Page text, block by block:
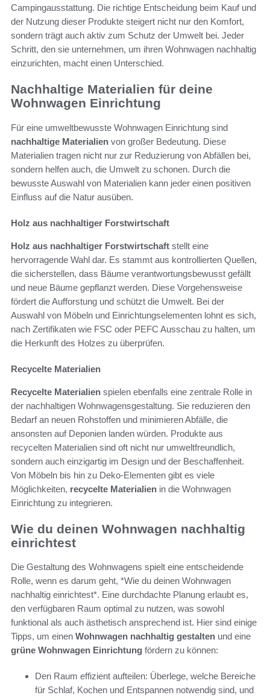
Campingausstattung. Die richtige Entscheidung beim Kauf und
der Nutzung dieser Produkte steigert nicht nur den Komfort,
sondern trägt auch aktiv zum Schutz der Umwelt bei. Jeder
Schritt, den sie unternehmen, um ihren Wohnwagen nachhaltig
einzurichten, macht einen Unterschied.
Nachhaltige Materialien für deine
Wohnwagen Einrichtung
Für eine umweltbewusste Wohnwagen Einrichtung sind
nachhaltige Materialien von großer Bedeutung. Diese
Materialien tragen nicht nur zur Reduzierung von Abfällen bei,
sondern helfen auch, die Umwelt zu schonen. Durch die
bewusste Auswahl von Materialien kann jeder einen positiven
Einfluss auf die Natur ausüben.
Holz aus nachhaltiger Forstwirtschaft
Holz aus nachhaltiger Forstwirtschaft stellt eine
hervorragende Wahl dar. Es stammt aus kontrollierten Quellen,
die sicherstellen, dass Bäume verantwortungsbewusst gefällt
und neue Bäume gepflanzt werden. Diese Vorgehensweise
fördert die Aufforstung und schützt die Umwelt. Bei der
Auswahl von Möbeln und Einrichtungselementen lohnt es sich,
nach Zertifikaten wie FSC oder PEFC Ausschau zu halten, um
die Herkunft des Holzes zu überprüfen.
Recycelte Materialien
Recycelte Materialien spielen ebenfalls eine zentrale Rolle in
der nachhaltigen Wohnwagensgestaltung. Sie reduzieren den
Bedarf an neuen Rohstoffen und minimieren Abfälle, die
ansonsten auf Deponien landen würden. Produkte aus
recycelten Materialien sind oft nicht nur umweltfreundlich,
sondern auch einzigartig im Design und der Beschaffenheit.
Von Möbeln bis hin zu Deko-Elementen gibt es viele
Möglichkeiten, recycelte Materialien in die Wohnwagen
Einrichtung zu integrieren.
Wie du deinen Wohnwagen nachhaltig
einrichtest
Die Gestaltung des Wohnwagens spielt eine entscheidende
Rolle, wenn es darum geht, *Wie du deinen Wohnwagen
nachhaltig einrichtest*. Eine durchdachte Planung erlaubt es,
den verfügbaren Raum optimal zu nutzen, was sowohl
funktional als auch ästhetisch ansprechend ist. Hier sind einige
Tipps, um einen Wohnwagen nachhaltig gestalten und eine
grüne Wohnwagen Einrichtung fördern zu können:
Den Raum effizient aufteilen: Überlege, welche Bereiche
für Schlaf, Kochen und Entspannen notwendig sind, und